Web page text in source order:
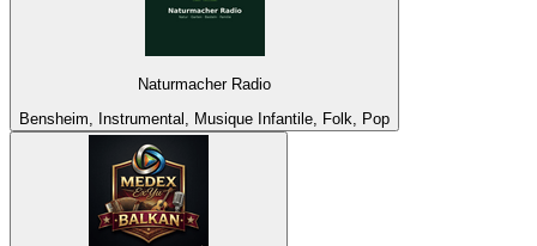
Naturmacher Radio
Bensheim, Instrumental, Musique Infantile, Folk, Pop